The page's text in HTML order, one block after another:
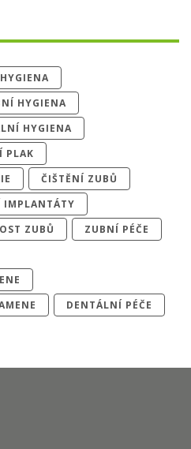
HYGIENA
HYGIENA
PLAK
ČIŠTĚNÍ ZUBŮ
IMPLANTÁTY
ZUBŮ
ZUBNÍ PÉČE
DENTÁLNÍ PÉČE